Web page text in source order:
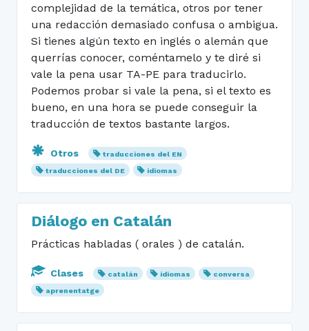
complejidad de la temática, otros por tener
una redacción demasiado confusa o ambigua.
Si tienes algún texto en inglés o alemán que
querrías conocer, coméntamelo y te diré si
vale la pena usar TA-PE para traducirlo.
Podemos probar si vale la pena, si el texto es
bueno, en una hora se puede conseguir la
traducción de textos bastante largos.
Otros
traducciones del EN
traducciones del DE
idiomas
Diálogo en Catalán
Prácticas habladas ( orales ) de catalán.
Clases catalán idiomas
conversa
aprenentatge